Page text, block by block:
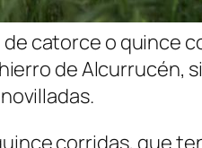
catorce o quince
de Alcurrucén,
corridas, que